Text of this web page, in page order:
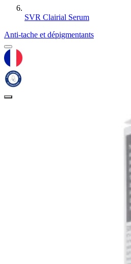
SVR Clairial Serum
Anti-tache et dépigmentants